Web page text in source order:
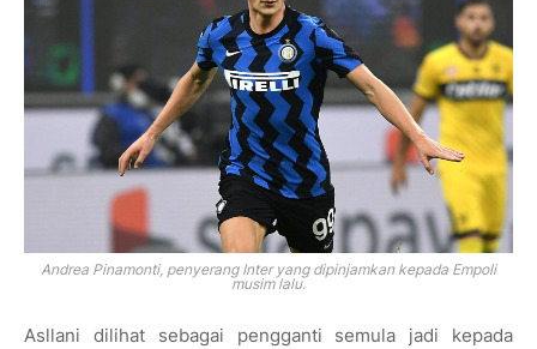
Andrea Pinamonti, penyerang Inter yang dipinjamkan kepada Empoli
musim lalu.
Asllani dilihat sebagai pengganti semula jadi kepada